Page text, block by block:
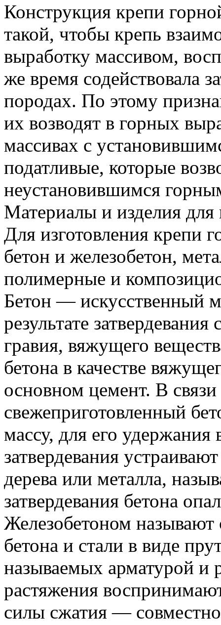
Конструкция крепи
такой, чтобы крепь
выработку массивом,
же время содействовала
породах. По этому
их возводят в горных
массивах с
податливые, которые
неустановившимся
Материалы и изделия
Для изготовления крепи
бетон и железобетон,
полимерные и
Бетон — искусственный
результате
гравия, вяжущего
бетона в качестве
основном цемент. В
свежеприготовленный
массу, для его удержания
затвердевания
дерева или металла,
затвердевания бетона
Железобетоном называют
бетона и стали в виде
называемых арматурой и
растяжения
силы сжатия —